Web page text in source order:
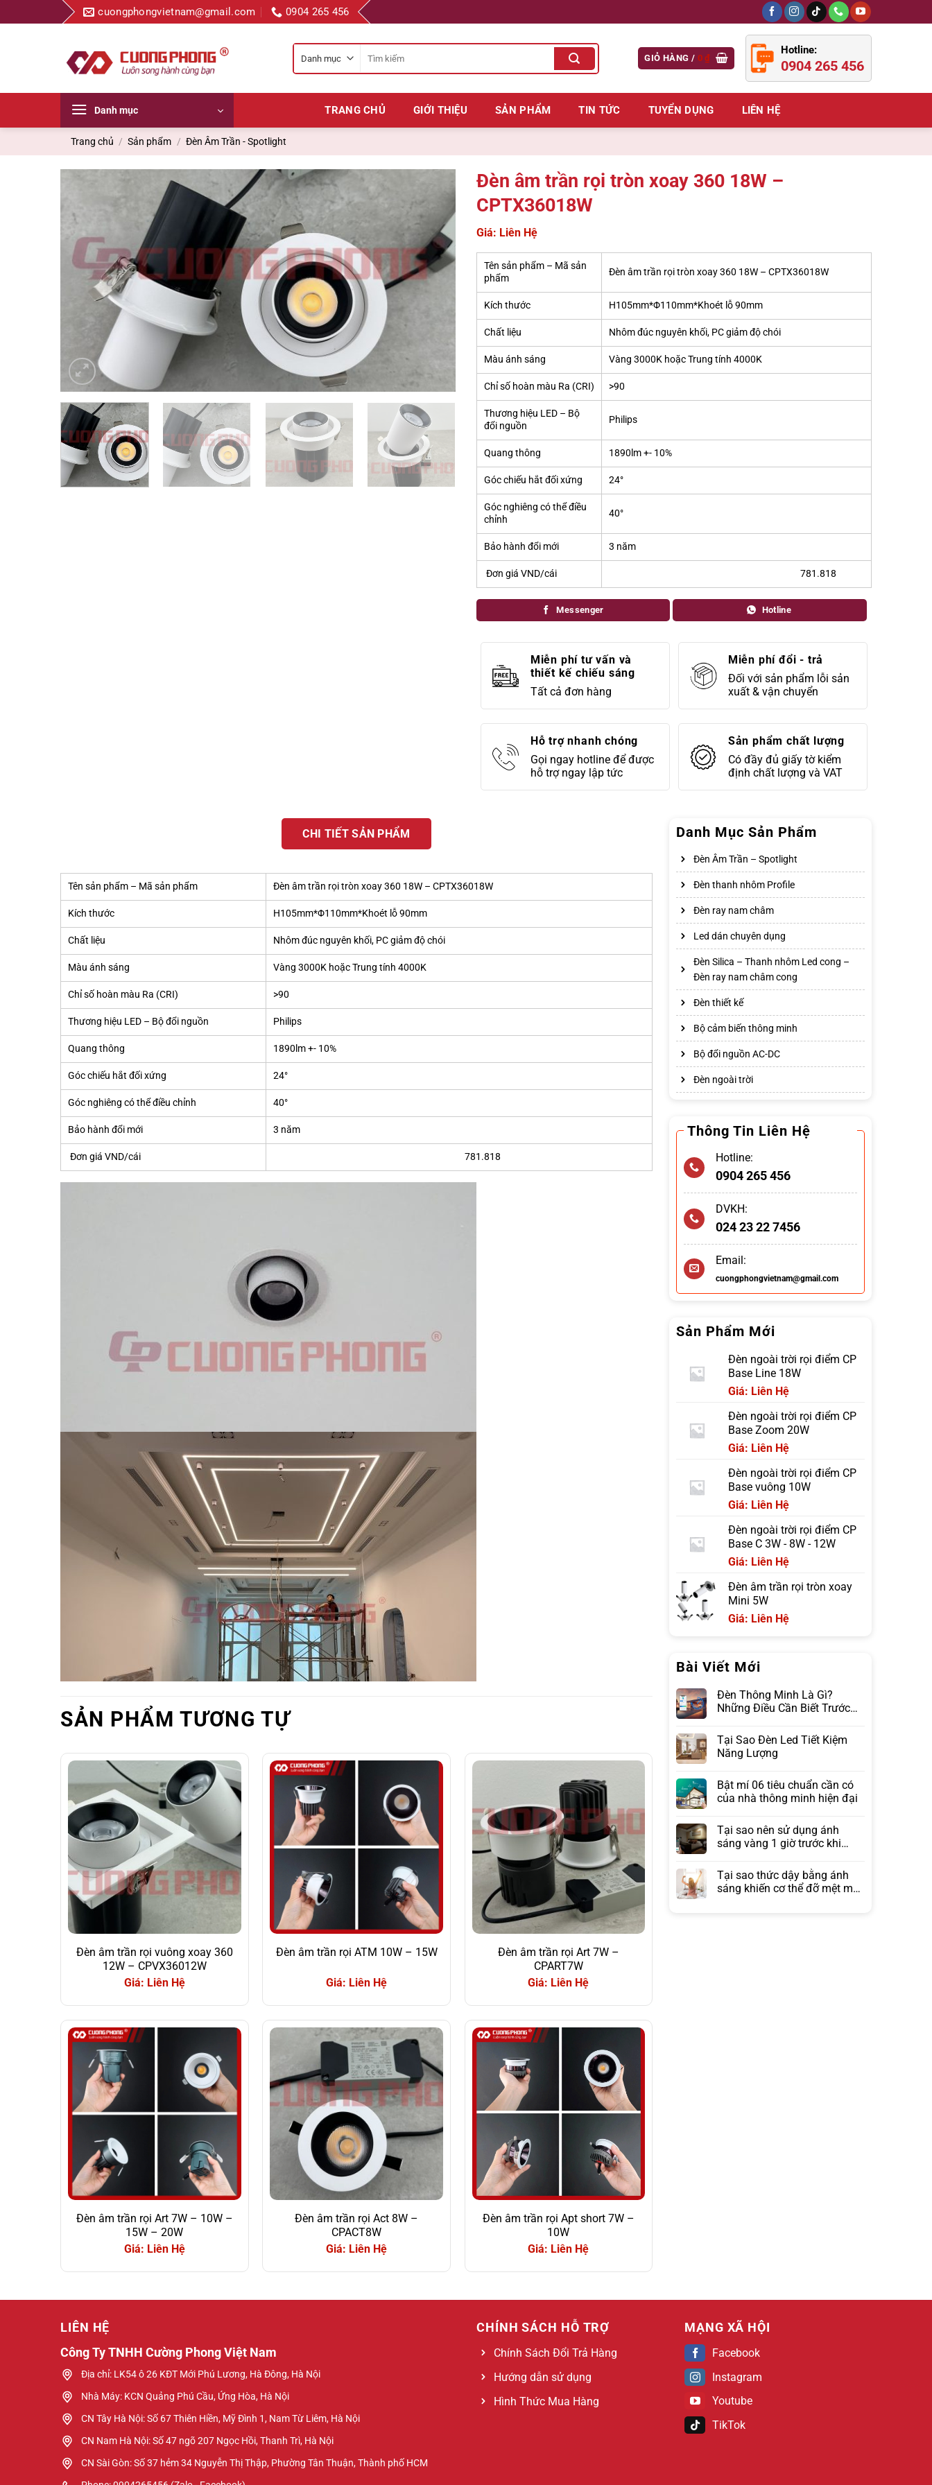
qua
cuongphongvietnam@gmail.com 0904 265 456
kiếm
cho:
GIỎ HÀNG / 0₫
Hotline:
0904 265 456
Danh mục TRANG CHỦ GIỚI THIỆU SẢN PHẨM TIN TỨC TUYỂN DỤNG LIÊN HỆ
Trang chủ / Sản phẩm / Đèn Âm Trần - Spotlight
Đèn âm trần rọi tròn xoay 360 18W –
CPTX36018W
Giá: Liên Hệ
Tên sản phẩm – Mã sản
phẩm
Đèn âm trần rọi tròn xoay 360 18W – CPTX36018W
Kích thước H105mm*Φ110mm*Khoét lỗ 90mm
Chất liệu Nhôm đúc nguyên khối, PC giảm độ chói
Màu ánh sáng Vàng 3000K hoặc Trung tính 4000K
Chỉ số hoàn màu Ra (CRI) >90
Thương hiệu LED – Bộ
đổi nguồn
Philips
Quang thông 1890lm +- 10%
Góc chiếu hắt đối xứng 24°
Góc nghiêng có thể điều
chỉnh
40°
Bảo hành đổi mới 3 năm
Đơn giá VND/cái 781.818
Messenger Hotline
Miễn phí tư vấn và
thiết kế chiếu sáng
Tất cả đơn hàng
Miễn phí đổi - trả
Đối với sản phẩm lỗi sản
xuất & vận chuyển
Hỗ trợ nhanh chóng
Gọi ngay hotline để được
hỗ trợ ngay lập tức
Sản phẩm chất lượng
Có đầy đủ giấy tờ kiểm
định chất lượng và VAT
CHI TIẾT SẢN PHẨM
Tên sản phẩm – Mã sản phẩm Đèn âm trần rọi tròn xoay 360 18W – CPTX36018W
Kích thước H105mm*Φ110mm*Khoét lỗ 90mm
Chất liệu Nhôm đúc nguyên khối, PC giảm độ chói
Màu ánh sáng Vàng 3000K hoặc Trung tính 4000K
Chỉ số hoàn màu Ra (CRI) >90
Thương hiệu LED – Bộ đổi nguồn Philips
Quang thông 1890lm +- 10%
Góc chiếu hắt đối xứng 24°
Góc nghiêng có thể điều chỉnh 40°
Bảo hành đổi mới 3 năm
Đơn giá VND/cái 781.818
SẢN PHẨM TƯƠNG TỰ
Đèn âm trần rọi vuông xoay 360
12W – CPVX36012W
Giá: Liên Hệ
Đèn âm trần rọi ATM 10W – 15W
Giá: Liên Hệ
Đèn âm trần rọi Art 7W –
CPART7W
Giá: Liên Hệ
Đèn âm trần rọi Art 7W – 10W –
15W – 20W
Giá: Liên Hệ
Đèn âm trần rọi Act 8W –
CPACT8W
Giá: Liên Hệ
Đèn âm trần rọi Apt short 7W –
10W
Giá: Liên Hệ
Danh Mục Sản Phẩm
Đèn Âm Trần – Spotlight
Đèn thanh nhôm Profile
Đèn ray nam châm
Led dán chuyên dụng
Đèn Silica – Thanh nhôm Led cong –
Đèn ray nam châm cong
Đèn thiết kế
Bộ cảm biến thông minh
Bộ đổi nguồn AC-DC
Đèn ngoài trời
Thông Tin Liên Hệ
Hotline:
0904 265 456
DVKH:
024 23 22 7456
Email:
cuongphongvietnam@gmail.com
Sản Phẩm Mới
Đèn ngoài trời rọi điểm CP
Base Line 18W
Giá: Liên Hệ
Đèn ngoài trời rọi điểm CP
Base Zoom 20W
Giá: Liên Hệ
Đèn ngoài trời rọi điểm CP
Base vuông 10W
Giá: Liên Hệ
Đèn ngoài trời rọi điểm CP
Base C 3W - 8W - 12W
Giá: Liên Hệ
Đèn âm trần rọi tròn xoay
Mini 5W
Giá: Liên Hệ
Bài Viết Mới
Đèn Thông Minh Là Gì?
Những Điều Cần Biết Trước
Tại Sao Đèn Led Tiết Kiệm
Năng Lượng
Bật mí 06 tiêu chuẩn cần có
của nhà thông minh hiện đại
Tại sao nên sử dụng ánh
sáng vàng 1 giờ trước khi
Tại sao thức dậy bằng ánh
sáng khiến cơ thể đỡ mệt mỏi
LIÊN HỆ
Công Ty TNHH Cường Phong Việt Nam
Địa chỉ: LK54 ô 26 KĐT Mới Phú Lương, Hà Đông, Hà Nội
Nhà Máy: KCN Quảng Phú Cầu, Ứng Hòa, Hà Nội
CN Tây Hà Nội: Số 67 Thiên Hiền, Mỹ Đình 1, Nam Từ Liêm, Hà Nội
CN Nam Hà Nội: Số 47 ngõ 207 Ngọc Hồi, Thanh Trì, Hà Nội
CN Sài Gòn: Số 37 hẻm 34 Nguyễn Thị Thập, Phường Tân Thuận, Thành phố HCM
CHÍNH SÁCH HỖ TRỢ
Chính Sách Đổi Trả Hàng
Hướng dẫn sử dụng
Hình Thức Mua Hàng
MẠNG XÃ HỘI
Facebook
Instagram
Youtube
TikTok